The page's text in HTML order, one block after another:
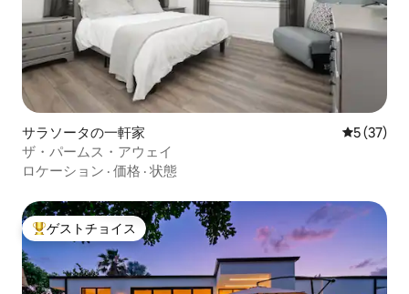
サラソータの一軒家 レビュー
5 (37)
ザ・パームス・アウェイ
ロケーション · 価格 · 状態
大好評のゲストチョイスです。
ゲストチョイス